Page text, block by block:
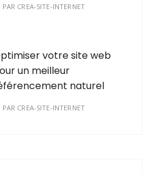
PAR CREA-SITE-INTERNET
votre site web
un meilleur
naturel
PAR CREA-SITE-INTERNET